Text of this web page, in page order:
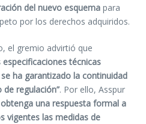
del nuevo esquema para
por los derechos adquiridos.
el gremio advirtió que
técnicas
se ha garantizado la continuidad
regulación”. Por ello, Asspur
una respuesta formal a
vigentes las medidas de